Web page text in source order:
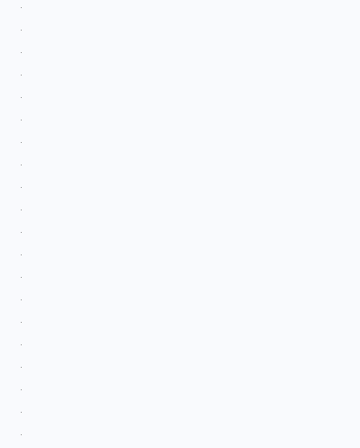
.
.
.
.
.
.
.
.
.
.
.
.
.
.
.
.
.
.
.
.